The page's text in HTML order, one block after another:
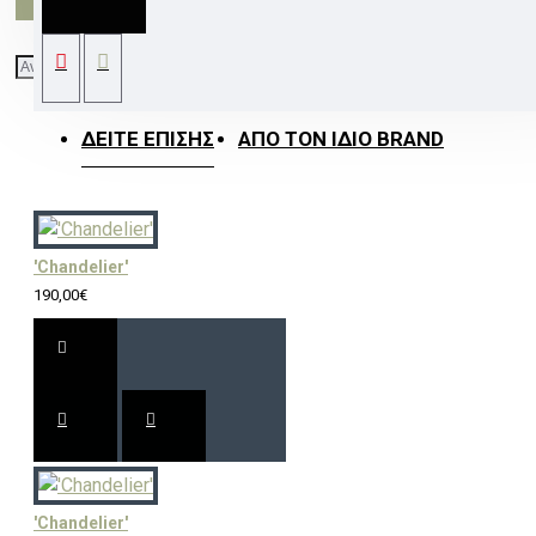
ΔΕΊΤΕ ΕΠΊΣΗΣ ΑΠΌ ΤΟΝ ΊΔΙΟ BRAND
'Chandelier'
190,00€
'Chandelier'